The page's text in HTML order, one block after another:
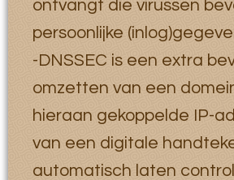
ontvangt die virussen
persoonlijke
-DNSSEC is een extra
omzetten van een
hieraan gekoppelde IP-
van een digitale
automatisch laten